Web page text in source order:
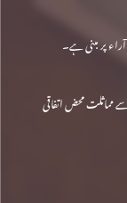
پر مبنی ہے۔
مماثلت محض اتفاقی